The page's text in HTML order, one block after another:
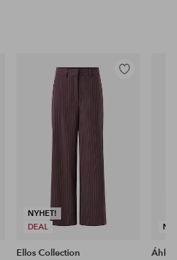
NYHET!
DEAL
Lägg
Ellos Collection